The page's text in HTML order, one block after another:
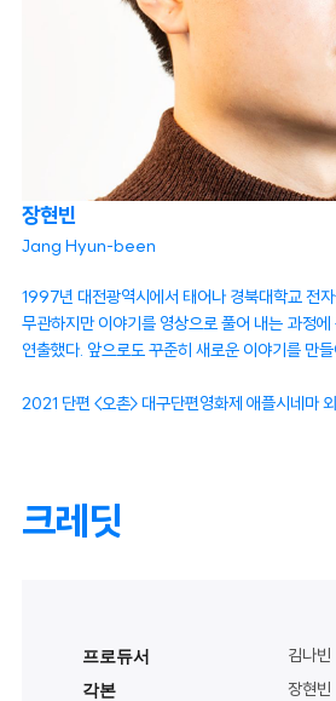
장현빈
Jang Hyun-been
1997년 대전광역시에서 태어나 경북대학교 전
무관하지만 이야기를 영상으로 풀어 내는 과정
연출했다. 앞으로도 꾸준히 새로운 이야기를 만
2021 단편 <오촌> 대구단편영화제 애플시네마
크레딧
프로듀서 김나빈
각본 장현빈